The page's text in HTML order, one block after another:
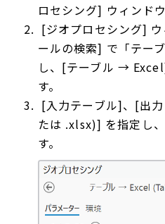
ロセシング] ウィンド
[ジオプロセシング]
ールの検索] で「テー
し、[テーブル →
す。
[入力テーブル]、[出
たは .xlsx)] を指定し
す。